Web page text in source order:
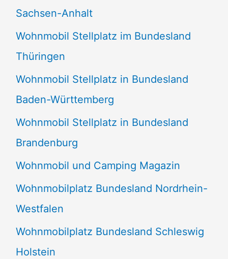
Sachsen-Anhalt
Wohnmobil Stellplatz im Bundesland
Thüringen
Wohnmobil Stellplatz in Bundesland
Baden-Württemberg
Wohnmobil Stellplatz in Bundesland
Brandenburg
Wohnmobil und Camping Magazin
Wohnmobilplatz Bundesland Nordrhein-
Westfalen
Wohnmobilplatz Bundesland Schleswig
Holstein